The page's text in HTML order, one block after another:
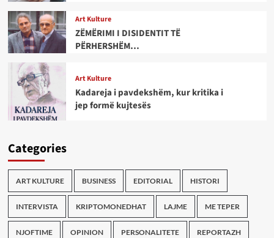
Art Kulture
ZËMËRIMI I DISIDENTIT TË
PËRHERSHËM…
Art Kulture
Kadareja i pavdekshëm, kur kritika i
jep formë kujtesës
Categories
ART KULTURE BUSINESS EDITORIAL HISTORI
INTERVISTA KRIPTOMONEDHAT LAJME ME TEPER
NJOFTIME OPINION PERSONALITETE REPORTAZH